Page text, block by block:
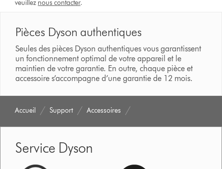
veuillez nous contacter.
Pièces Dyson authentiques
Seules des pièces Dyson authentiques vous garantissent
un fonctionnement optimal de votre appareil et le
maintien de votre garantie. En outre, chaque pièce et
accessoire s’accompagne d’une garantie de 12 mois.
Accueil Support Accessoires
Service Dyson